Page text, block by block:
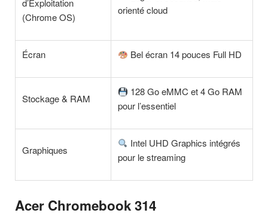
d’Exploitation
(Chrome OS)
orienté cloud
Écran Bel écran 14 pouces Full HD
Stockage & RAM
128 Go eMMC et 4 Go RAM
pour l’essentiel
Graphiques
Intel UHD Graphics intégrés
pour le streaming
Acer Chromebook 314